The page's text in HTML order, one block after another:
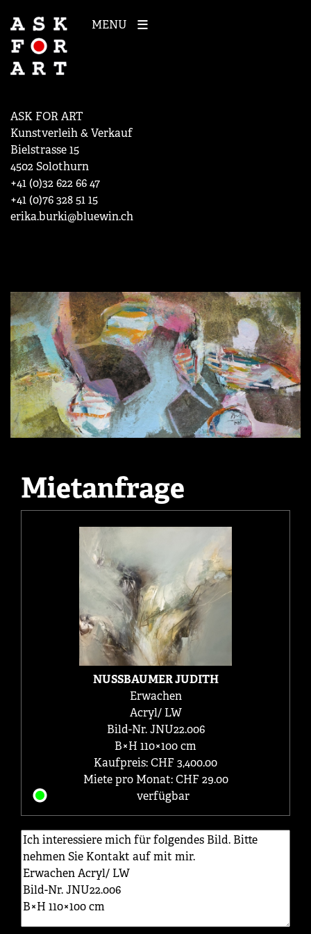
MENU
ASK FOR ART
Kunstverleih & Verkauf
Bielstrasse 15
4502 Solothurn
+41 (0)32 622 66 47
+41 (0)76 328 51 15
erika.burki@bluewin.ch
Mietanfrage
NUSSBAUMER JUDITH
Erwachen
Acryl/ LW
Bild-Nr. JNU22.006
B×H 110×100 cm
Kaufpreis: CHF 3,400.00
Miete pro Monat: CHF 29.00
verfügbar